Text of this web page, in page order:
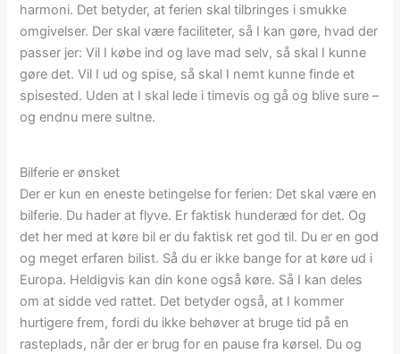
harmoni. Det betyder, at ferien skal tilbringes i smukke
omgivelser. Der skal være faciliteter, så I kan gøre, hvad der
passer jer: Vil I købe ind og lave mad selv, så skal I kunne
gøre det. Vil I ud og spise, så skal I nemt kunne finde et
spisested. Uden at I skal lede i timevis og gå og blive sure –
og endnu mere sultne.
Bilferie er ønsket
Der er kun en eneste betingelse for ferien: Det skal være en
bilferie. Du hader at flyve. Er faktisk hunderæd for det. Og
det her med at køre bil er du faktisk ret god til. Du er en god
og meget erfaren bilist. Så du er ikke bange for at køre ud i
Europa. Heldigvis kan din kone også køre. Så I kan deles
om at sidde ved rattet. Det betyder også, at I kommer
hurtigere frem, fordi du ikke behøver at bruge tid på en
rasteplads, når der er brug for en pause fra kørsel. Du og